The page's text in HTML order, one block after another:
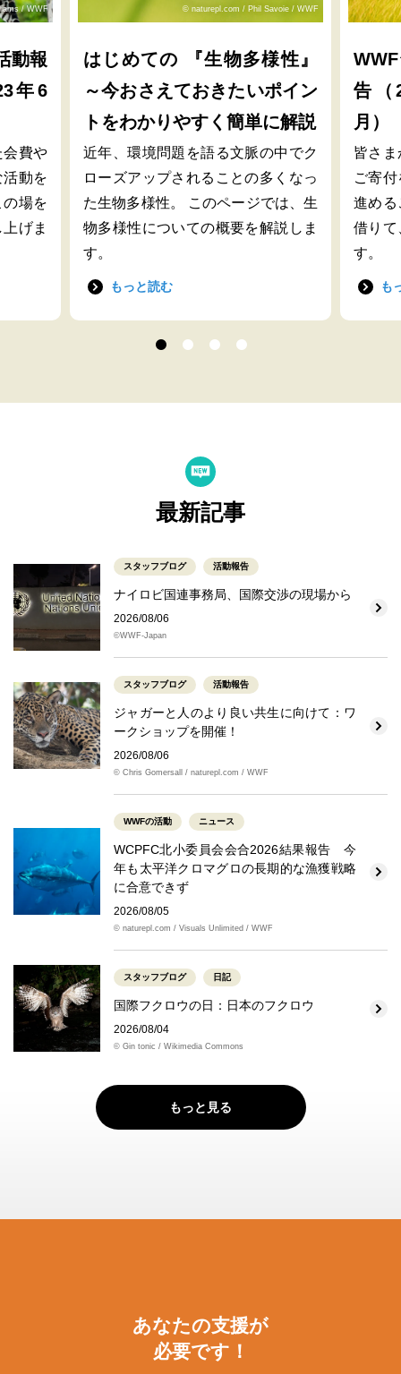
/ WWF
動報
年6
会費や
動を
場を
げま
© naturepl.com / Phil Savoie / WWF
はじめての 『生物多様性』
～今おさえておきたいポイン
トをわかりやすく簡単に解説
近年、環境問題を語る文脈の中でク
ローズアップされることの多くなっ
た生物多様性。 このページでは、生
物多様性についての概要を解説しま
す。
もっと読む
告（
月）
皆さ
ご寄
進める
借りて
す。
も
最新記事
スタッフブログ 活動報告
ナイロビ国連事務局、国際交渉の現場から
2026/08/06
©WWF-Japan
スタッフブログ 活動報告
ジャガーと人のより良い共生に向けて：ワ
ークショップを開催！
2026/08/06
© Chris Gomersall / naturepl.com / WWF
WWFの活動 ニュース
WCPFC北小委員会会合2026結果報告 今
年も太平洋クロマグロの長期的な漁獲戦略
に合意できず
2026/08/05
© naturepl.com / Visuals Unlimited / WWF
スタッフブログ 日記
国際フクロウの日：日本のフクロウ
2026/08/04
© Gin tonic / Wikimedia Commons
もっと見る
あなたの支援が
必要です！